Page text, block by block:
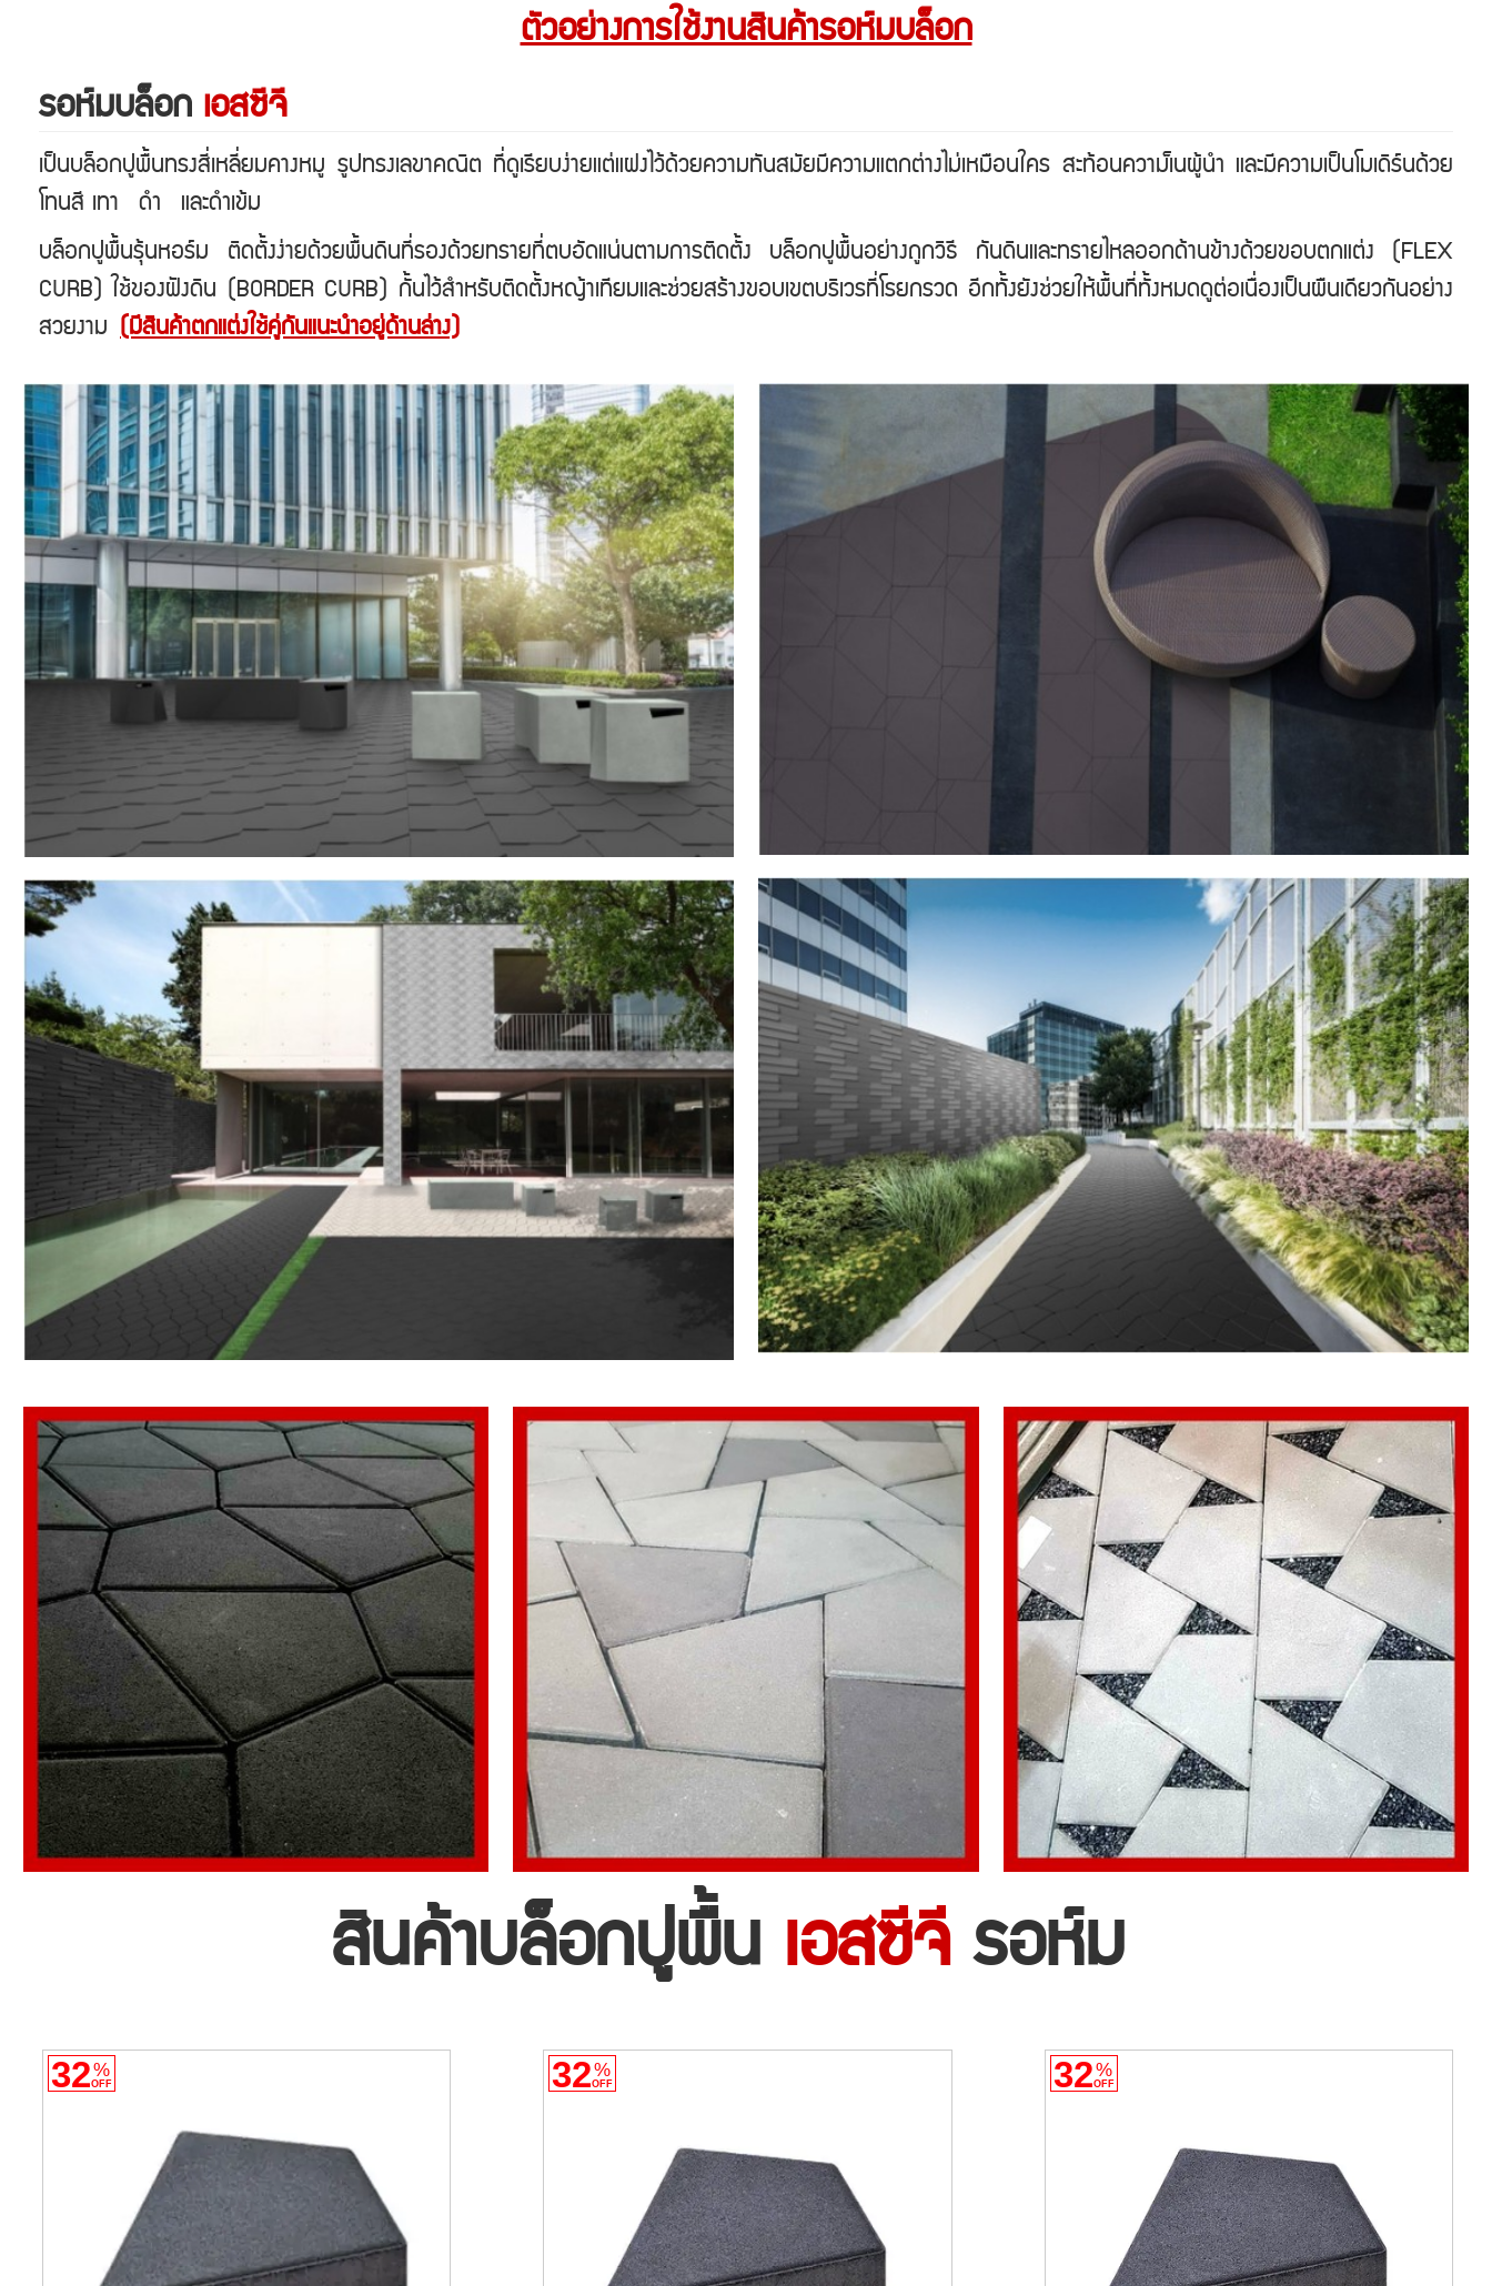
ตัวอย่างการใช้งานสินค้ารอห์มบล็อก
รอห์มบล็อก เอสซีจี
เป็นบล็อกปูพื้นทรงสี่เหลี่ยมคางหมู รูปทรงเลขาคณิต ที่ดูเรียบง่ายแต่แฝงไว้ด้วยความทันสมัยมีความแตกต่างไม่เหมือนใคร สะท้อนความเ็นผู้นำ และมีความเป็นโมเดิร์นด้วย
โทนสี เทา ดำ และดำเข้ม
บล็อกปูพื้นรุ้นหอร์ม ติดตั้งง่ายด้วยพื้นดินที่รองด้วยทรายที่ตบอัดแน่นตามการติดตั้ง บล็อกปูพื้นอย่างถูกวิธี กันดินและทรายไหลออกด้านข้างด้วยขอบตกแต่ง (FLEX
CURB) ใช้ของฝังดิน (BORDER CURB) กั้นไว้สำหรับติดตั้งหญ้าเทียมและช่วยสร้างขอบเขตบริเวรที่โรยกรวด อีกทั้งยังช่วยให้พื้นที่ทั้งหมดดูต่อเนื่องเป็นผืนเดียวกันอย่าง
สวยงาม (มีสินค้าตกแต่งใช้คู่กันแนะนำอยู่ด้านล่าง)
สินค้าบล็อกปูพื้น เอสซีจี รอห์ม
32%
OFF 32%
OFF 32%
OFF